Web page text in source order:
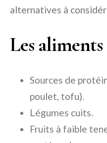
alternatives à
Les aliments
Sources de
poulet, tofu).
Légumes cuits.
Fruits à faible